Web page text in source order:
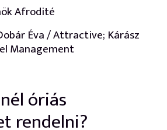
Afrodité
Éva / Attractive; Kárász
Management
óriás
rendelni?